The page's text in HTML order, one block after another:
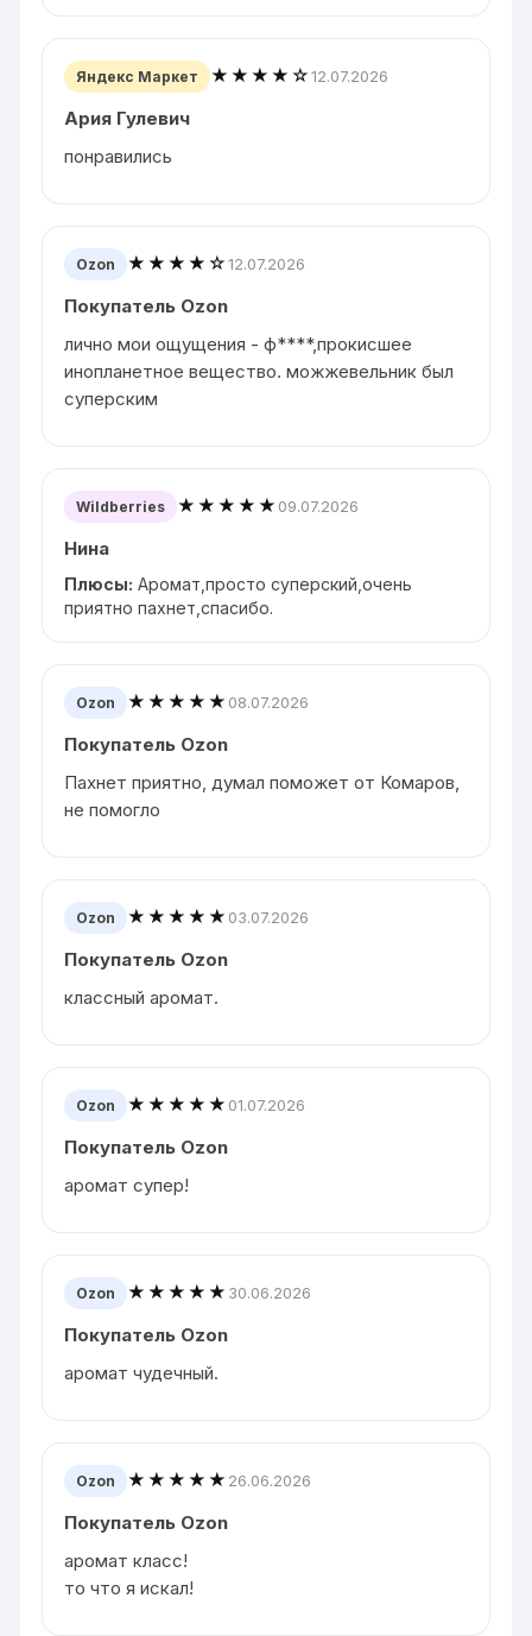
Яндекс Маркет ★★★★☆12.07.2026
Ария Гулевич
понравились
Ozon ★★★★☆12.07.2026
Покупатель Ozon
лично мои ощущения - ф****,прокисшее
инопланетное вещество. можжевельник был
суперским
Wildberries ★★★★★ 09.07.2026
Нина
Плюсы: Аромат,просто суперский,очень
приятно пахнет,спасибо.
Ozon ★★★★★ 08.07.2026
Покупатель Ozon
Пахнет приятно, думал поможет от Комаров,
не помогло
Ozon ★★★★★ 03.07.2026
Покупатель Ozon
классный аромат.
Ozon ★★★★★ 01.07.2026
Покупатель Ozon
аромат супер!
Ozon ★★★★★ 30.06.2026
Покупатель Ozon
аромат чудечный.
Ozon ★★★★★ 26.06.2026
Покупатель Ozon
аромат класс!
то что я искал!